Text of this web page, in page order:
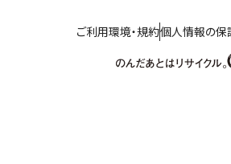
ご利用環境・規約個人情報の保